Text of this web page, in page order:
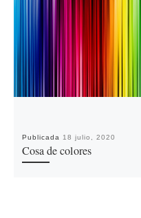
Publicada 18 julio, 2020
Cosa de colores